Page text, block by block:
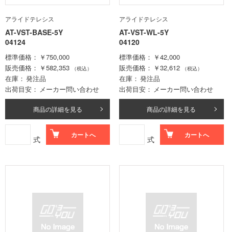
アライドテレシス
AT-VST-BASE-5Y
04124
標準価格
￥750,000
販売価格
￥582,353 （税込）
在庫
発注品
出荷目安
メーカー問い合わせ
商品の詳細を見る
式 カートへ
アライドテレシス
AT-VST-WL-5Y
04120
標準価格
￥42,000
販売価格
￥32,612 （税込）
在庫
発注品
出荷目安
メーカー問い合わせ
商品の詳細を見る
式 カートへ